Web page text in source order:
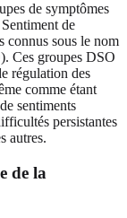
de symptômes
de
connus sous le nom
Ces groupes DSO
régulation des
comme étant
sentiments
persistantes
autres.
de la